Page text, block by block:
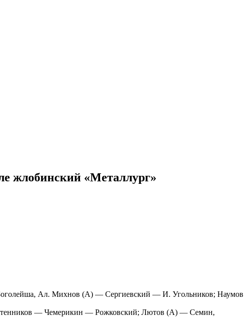
жлобинский «Металлург»
Ал. Михнов (А) — Сергиевский — И. Угольников; Наумов
— Чемерикин — Рожковский; Лютов (А) — Семин,